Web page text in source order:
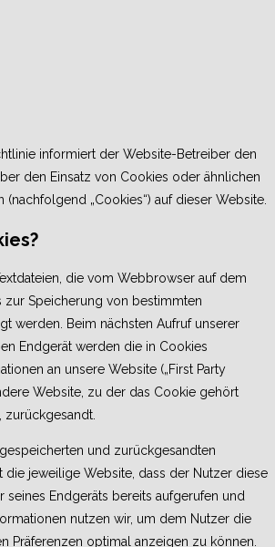
informiert der Website-Betreiber den
den Einsatz von Cookies oder ähnlichen
„Cookies“) auf dieser Website.
die vom Webbrowser auf dem
zur Speicherung von bestimmten
werden. Beim nächsten Aufruf unserer
Endgerät werden die in Cookies
an unsere Website („First Party
Website, zu der das Cookie gehört
zurückgesandt.
und zurückgesandten
die jeweilige Website, dass der Nutzer diese
Endgeräts bereits aufgerufen und
nutzen wir, um dem Nutzer die
Präferenzen optimal anzeigen zu können.